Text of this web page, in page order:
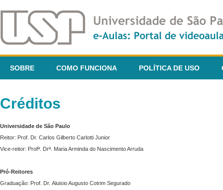
SOBRE COMO FUNCIONA POLÍTICA DE USO
Créditos
Universidade de São Paulo
Reitor: Prof. Dr. Carlos Gilberto Carlotti Junior
Vice-reitor: Profª. Drª. Maria Arminda do Nascimento Arruda
Pró-Reitores
Graduação: Prof. Dr. Aluisio Augusto Cotrim Segurado